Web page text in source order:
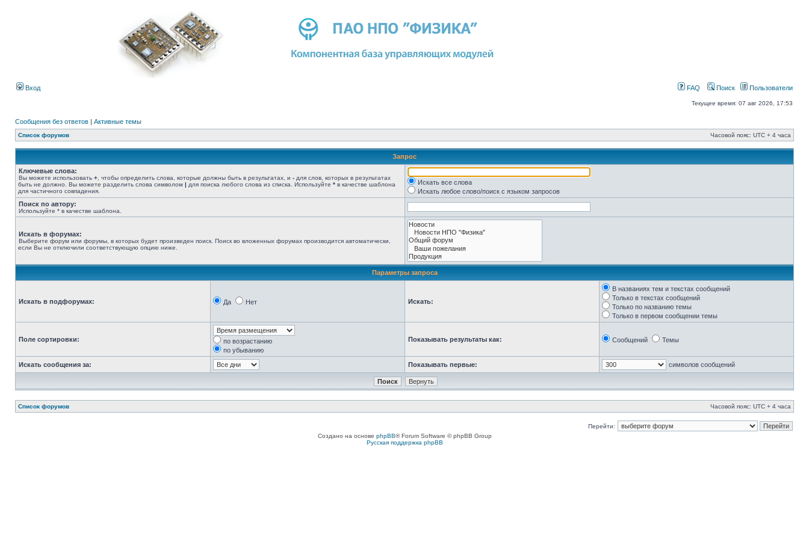
Вход FAQ Поиск Пользователи
Текущее время: 07 авг 2026, 17:53
Сообщения без ответов | Активные темы
Список форумов Часовой пояс: UTC + 4 часа
Запрос
Ключевые слова:
Вы можете использовать + , чтобы определить слова, которые должны быть в результатах, и - для слов, которых в результатах
быть не должно. Вы можете разделить слова символом | для поиска любого слова из списка. Используйте * в качестве шаблона
для частичного совпадения.
Искать все слова
Искать любое слово/поиск с языком запросов
Поиск по автору:
Используйте * в качестве шаблона.
Искать в форумах:
Выберите форум или форумы, в которых будет произведен поиск. Поиск во вложенных форумах производится автоматически,
если Вы не отключили соответствующую опцию ниже.
Параметры запроса
Искать в подфорумах: Да Нет Искать:
В названиях тем и текстах сообщений
Только в текстах сообщений
Только по названию темы
Только в первом сообщении темы
Поле сортировки:
по возрастанию
по убыванию
Показывать результаты как: Сообщений Темы
Искать сообщения за: Показывать первые: символов сообщений
Список форумов Часовой пояс: UTC + 4 часа
Перейти:
Создано на основе phpBB® Forum Software © phpBB Group
Русская поддержка phpBB